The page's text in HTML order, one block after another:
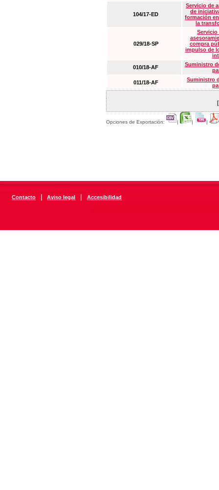
104/17-ED
Servicio de
de
formación
la
029/18-SP
Servicio
compra
impulso de
010/18-AF
Suministro
011/18-AF
Suministro
Opciones de Exportación: | | |
Contacto | Aviso legal | Accesibilidad